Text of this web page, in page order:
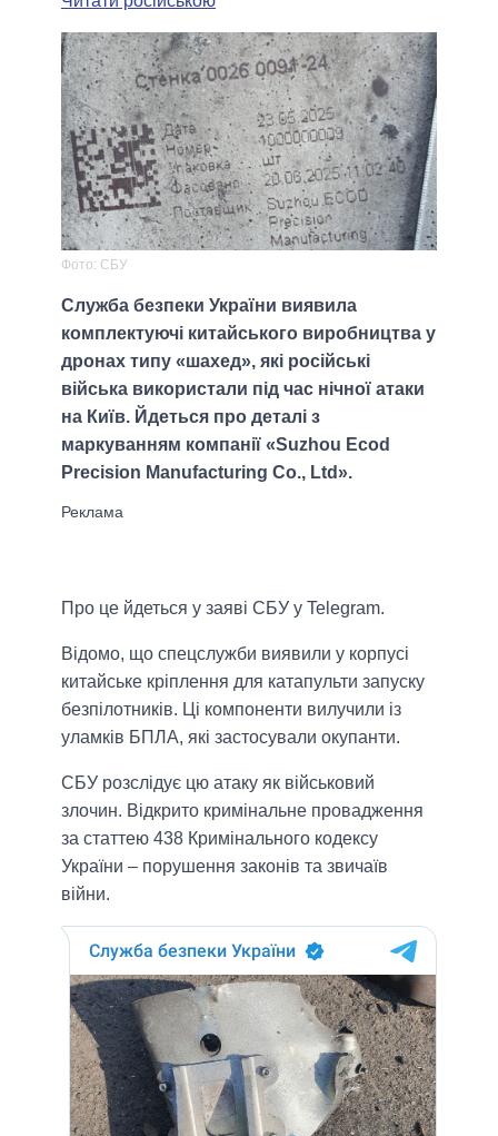
Фото: СБУ
Служба безпеки України виявила
комплектуючі китайського виробництва у
дронах типу «шахед», які російські
війська використали під час нічної атаки
на Київ. Йдеться про деталі з
маркуванням компанії «Suzhou Ecod
Precision Manufacturing Co., Ltd».
Про це йдеться у заяві СБУ у Telegram.
Відомо, що спецслужби виявили у корпусі
китайське кріплення для катапульти запуску
безпілотників. Ці компоненти вилучили із
уламків БПЛА, які застосували окупанти.
СБУ розслідує цю атаку як військовий
злочин. Відкрито кримінальне провадження
за статтею 438 Кримінального кодексу
України – порушення законів та звичаїв
війни.